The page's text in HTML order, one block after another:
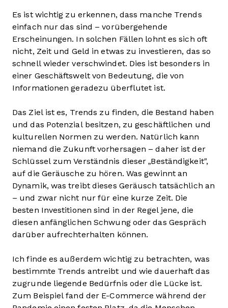
Es ist wichtig zu erkennen, dass manche Trends
einfach nur das sind – vorübergehende
Erscheinungen. In solchen Fällen lohnt es sich oft
nicht, Zeit und Geld in etwas zu investieren, das so
schnell wieder verschwindet. Dies ist besonders in
einer Geschäftswelt von Bedeutung, die von
Informationen geradezu überflutet ist.
Das Ziel ist es, Trends zu finden, die Bestand haben
und das Potenzial besitzen, zu geschäftlichen und
kulturellen Normen zu werden. Natürlich kann
niemand die Zukunft vorhersagen – daher ist der
Schlüssel zum Verständnis dieser „Beständigkeit",
auf die Geräusche zu hören. Was gewinnt an
Dynamik, was treibt dieses Geräusch tatsächlich an
– und zwar nicht nur für eine kurze Zeit. Die
besten Investitionen sind in der Regel jene, die
diesen anfänglichen Schwung oder das Gespräch
darüber aufrechterhalten können.
Ich finde es außerdem wichtig zu betrachten, was
bestimmte Trends antreibt und wie dauerhaft das
zugrunde liegende Bedürfnis oder die Lücke ist.
Zum Beispiel fand der E-Commerce während der